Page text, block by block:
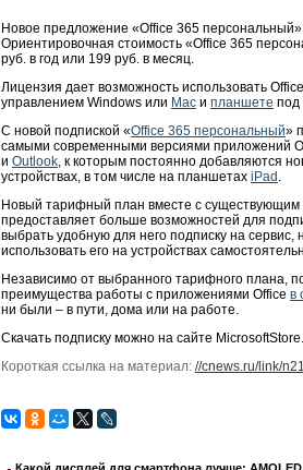
Новое предложение «Office 365
Ориентировочная стоимость «Office 365
руб. в год или 199 руб. в месяц.
Лицензия дает возможность использовать
управлением Windows или Mac и планшете под
С новой подпиской «Office 365 персональный»
самыми современными версиями приложений
и Outlook, к которым постоянно добавляются
устройствах, в том числе на планшетах iPad .
Новый тарифный план вместе с
предоставляет больше возможностей для
выбрать удобную для него подписку на сервис,
использовать его на устройствах
Независимо от выбранного тарифного плана,
преимущества работы с приложениями Office в
ни были – в пути, дома или на работе.
Скачать подписку можно на сайте
Короткая ссылка на материал: //cnews.ru/link/